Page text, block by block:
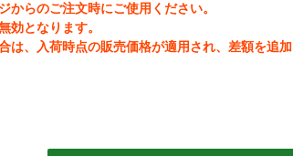
らのご注文時にご使用ください。
効となります。
は、入荷時点の販売価格が適用され、差額を追加